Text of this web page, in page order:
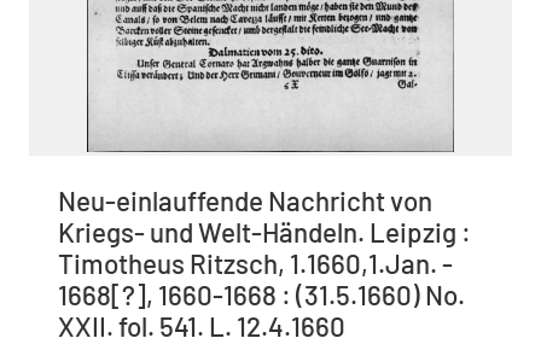
Neu-einlauffende Nachricht von
Kriegs- und Welt-Händeln. Leipzig :
Timotheus Ritzsch, 1.1660,1.Jan. -
1668[?], 1660-1668 : (31.5.1660) No.
XXII. fol. 541. L. 12.4.1660